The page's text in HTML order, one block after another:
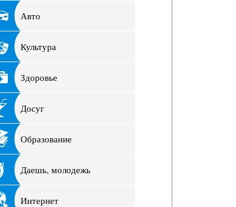
Авто
Культура
Здоровье
Досуг
Образование
Даешь, молодежь
Интернет